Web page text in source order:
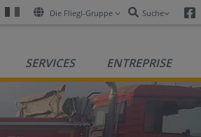
Die Fliegl-Gruppe Suche
SERVICES ENTREPRISE